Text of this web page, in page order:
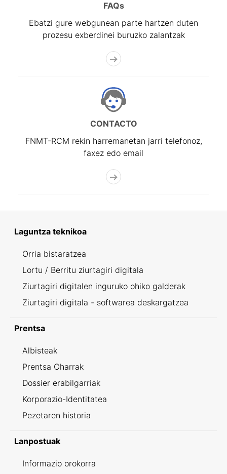
FAQs
Ebatzi gure webgunean parte hartzen duten
prozesu exberdinei buruzko zalantzak
CONTACTO
FNMT-RCM rekin harremanetan jarri telefonoz,
faxez edo email
Laguntza teknikoa
Orria bistaratzea
Lortu / Berritu ziurtagiri digitala
Ziurtagiri digitalen inguruko ohiko galderak
Ziurtagiri digitala - softwarea deskargatzea
Prentsa
Albisteak
Prentsa Oharrak
Dossier erabilgarriak
Korporazio-Identitatea
Pezetaren historia
Lanpostuak
Informazio orokorra